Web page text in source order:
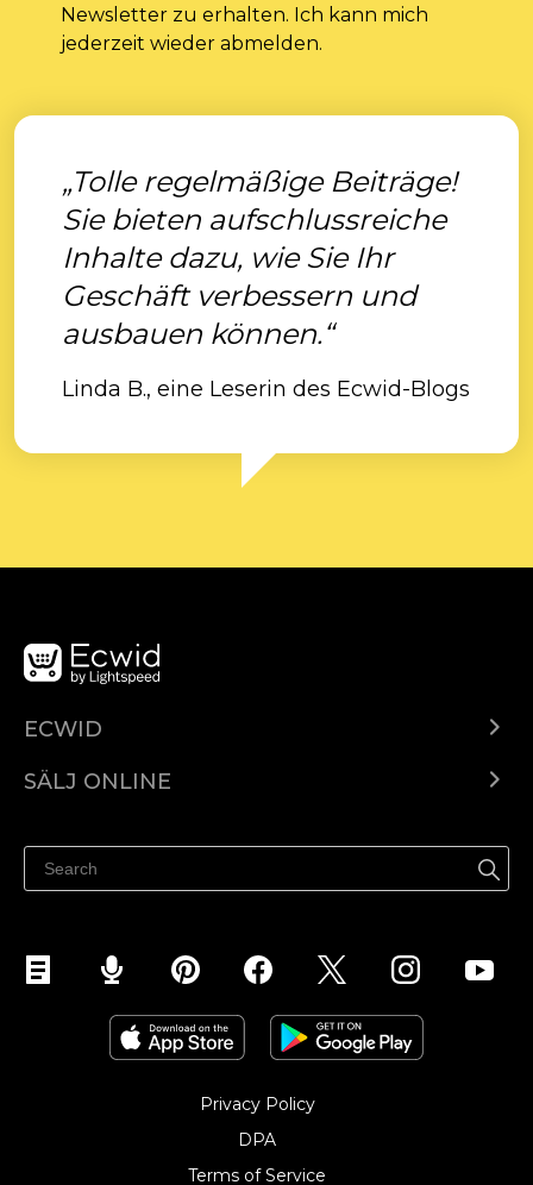
Newsletter zu erhalten. Ich kann mich
jederzeit wieder abmelden.
„Tolle regelmäßige Beiträge!
Sie bieten aufschlussreiche
Inhalte dazu, wie Sie Ihr
Geschäft verbessern und
ausbauen können.“
Linda B., eine Leserin des Ecwid-Blogs
ECWID
Pris
SÄLJ ONLINE
Sälj på Facebook
Sälj på Instagram
Privacy Policy
DPA
Terms of Service